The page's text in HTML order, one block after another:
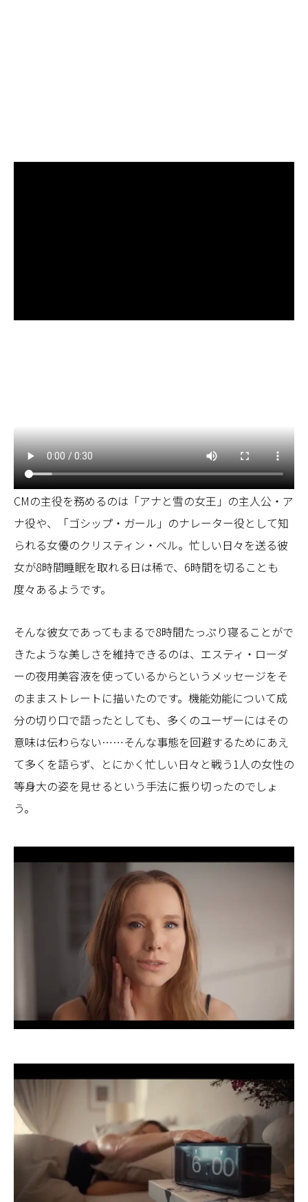
CMの主役を務めるのは「アナと雪の女王」の主人公・ア
ナ役や、「ゴシップ・ガール」のナレーター役として知
られる女優のクリスティン・ベル。忙しい日々を送る彼
女が8時間睡眠を取れる日は稀で、6時間を切ることも
度々あるようです。
そんな彼女であってもまるで8時間たっぷり寝ることがで
きたような美しさを維持できるのは、エスティ・ローダ
ーの夜用美容液を使っているからというメッセージをそ
のままストレートに描いたのです。機能効能について成
分の切り口で語ったとしても、多くのユーザーにはその
意味は伝わらない……そんな事態を回避するためにあえ
て多くを語らず、とにかく忙しい日々と戦う1人の女性の
等身大の姿を見せるという手法に振り切ったのでしょ
う。